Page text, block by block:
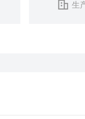
生